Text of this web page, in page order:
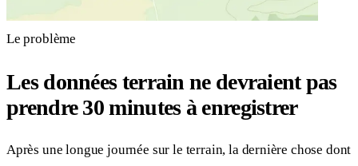
Le problème
Les données terrain ne devraient pas
prendre 30 minutes à enregistrer
Après une longue journée sur le terrain, la dernière chose dont